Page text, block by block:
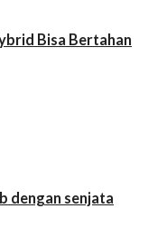
Bisa Bertahan
dengan senjata